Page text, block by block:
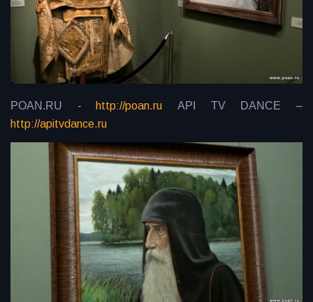
POAN.RU - http://poan.ru API TV DANCE –
http://apitvdance.ru